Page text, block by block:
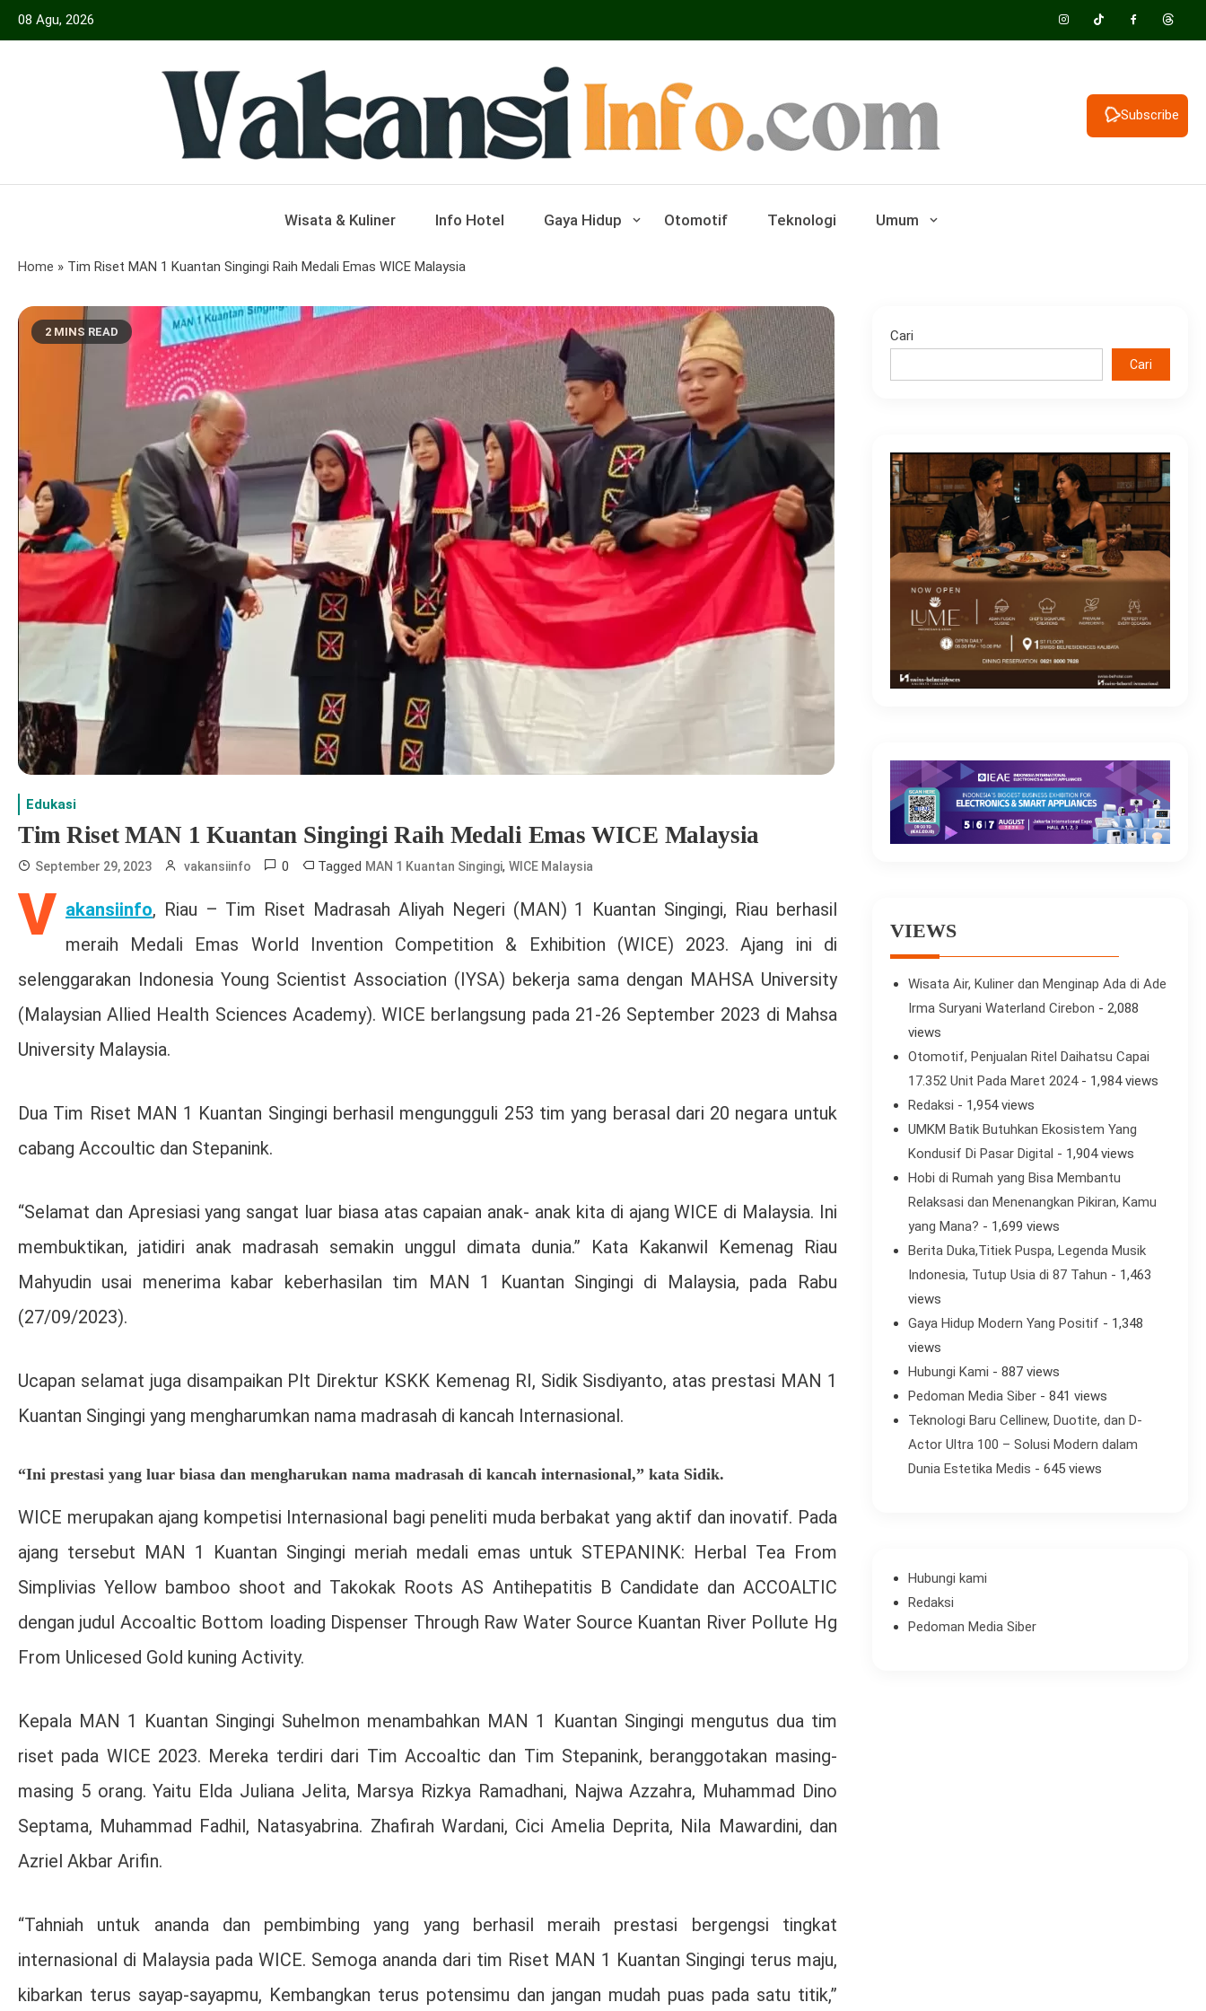
Skip
08 Agu, 2026
Vakansiinfo
Subscribe
Wisata & Kuliner Info Hotel Gaya Hidup Otomotif Teknologi Umum
Home » Tim Riset MAN 1 Kuantan Singingi Raih Medali Emas WICE Malaysia
2 MINS READ
Edukasi
Tim Riset MAN 1 Kuantan Singingi Raih Medali Emas WICE Malaysia
September 29, 2023 vakansiinfo 0 Tagged MAN 1 Kuantan Singingi, WICE Malaysia
V akansiinfo, Riau – Tim Riset Madrasah Aliyah Negeri (MAN) 1 Kuantan Singingi, Riau berhasil
meraih Medali Emas World Invention Competition & Exhibition (WICE) 2023. Ajang ini di
selenggarakan Indonesia Young Scientist Association (IYSA) bekerja sama dengan MAHSA University
(Malaysian Allied Health Sciences Academy). WICE berlangsung pada 21-26 September 2023 di Mahsa
University Malaysia.
Dua Tim Riset MAN 1 Kuantan Singingi berhasil mengungguli 253 tim yang berasal dari 20 negara untuk
cabang Accoultic dan Stepanink.
“Selamat dan Apresiasi yang sangat luar biasa atas capaian anak- anak kita di ajang WICE di Malaysia. Ini
membuktikan, jatidiri anak madrasah semakin unggul dimata dunia.” Kata Kakanwil Kemenag Riau
Mahyudin usai menerima kabar keberhasilan tim MAN 1 Kuantan Singingi di Malaysia, pada Rabu
(27/09/2023).
Ucapan selamat juga disampaikan Plt Direktur KSKK Kemenag RI, Sidik Sisdiyanto, atas prestasi MAN 1
Kuantan Singingi yang mengharumkan nama madrasah di kancah Internasional.
“Ini prestasi yang luar biasa dan mengharukan nama madrasah di kancah internasional,” kata Sidik.
WICE merupakan ajang kompetisi Internasional bagi peneliti muda berbakat yang aktif dan inovatif. Pada
ajang tersebut MAN 1 Kuantan Singingi meriah medali emas untuk STEPANINK: Herbal Tea From
Simplivias Yellow bamboo shoot and Takokak Roots AS Antihepatitis B Candidate dan ACCOALTIC
dengan judul Accoaltic Bottom loading Dispenser Through Raw Water Source Kuantan River Pollute Hg
From Unlicesed Gold kuning Activity.
Kepala MAN 1 Kuantan Singingi Suhelmon menambahkan MAN 1 Kuantan Singingi mengutus dua tim
riset pada WICE 2023. Mereka terdiri dari Tim Accoaltic dan Tim Stepanink, beranggotakan masing-
masing 5 orang. Yaitu Elda Juliana Jelita, Marsya Rizkya Ramadhani, Najwa Azzahra, Muhammad Dino
Septama, Muhammad Fadhil, Natasyabrina. Zhafirah Wardani, Cici Amelia Deprita, Nila Mawardini, dan
Azriel Akbar Arifin.
“Tahniah untuk ananda dan pembimbing yang yang berhasil meraih prestasi bergengsi tingkat
internasional di Malaysia pada WICE. Semoga ananda dari tim Riset MAN 1 Kuantan Singingi terus maju,
kibarkan terus sayap-sayapmu, Kembangkan terus potensimu dan jangan mudah puas pada satu titik,”
Cari
Cari
VIEWS
Wisata Air, Kuliner dan Menginap Ada di Ade
Irma Suryani Waterland Cirebon - 2,088
views
Otomotif, Penjualan Ritel Daihatsu Capai
17.352 Unit Pada Maret 2024- 1,984 views
Redaksi - 1,954 views
UMKM Batik Butuhkan Ekosistem Yang
Kondusif Di Pasar Digital - 1,904 views
Hobi di Rumah yang Bisa Membantu
Relaksasi dan Menenangkan Pikiran, Kamu
yang Mana? - 1,699 views
Berita Duka,Titiek Puspa, Legenda Musik
Indonesia, Tutup Usia di 87 Tahun - 1,463
views
Gaya Hidup Modern Yang Positif - 1,348
views
Hubungi Kami - 887 views
Pedoman Media Siber- 841 views
Teknologi Baru Cellinew, Duotite, dan D-
Actor Ultra 100 – Solusi Modern dalam
Dunia Estetika Medis - 645 views
Hubungi kami
Redaksi
Pedoman Media Siber